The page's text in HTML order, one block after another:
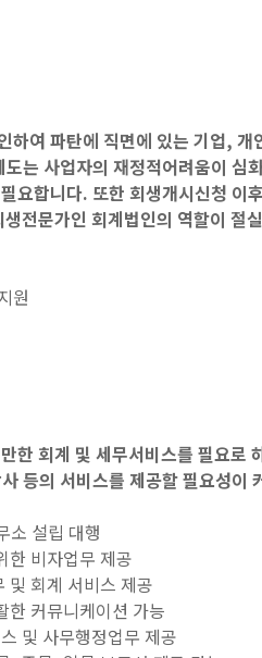
하여 파탄에 직면에 있는 기업,
는 사업자의 재정적어려움이
요합니다. 또한 회생개시신청
전문가인 회계법인의 역할이 절
원
한 회계 및 세무서비스를 필요
등의 서비스를 제공할 필요성
소 설립 대행
한 비자업무 제공
및 회계 서비스 제공
한 커뮤니케이션 가능
및 사무행정업무 제공